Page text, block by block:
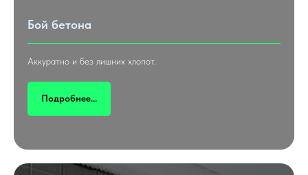
Бой бетона
Аккуратно и без лишних хлопот.
Подробнее...